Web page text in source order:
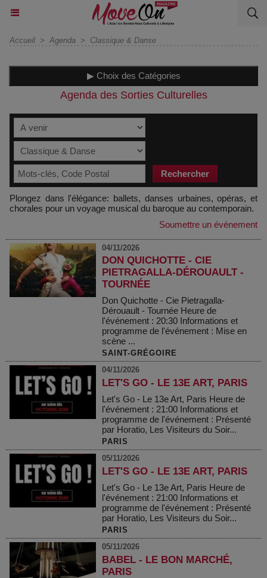
Accueil > Agenda > Classique & Danse
▶ Choix des Catégories
Agenda des Sorties Culturelles
Plongez dans l'élégance: ballets, danses urbaines, opéras, et
chorales pour un voyage musical du baroque au contemporain.
Soumettre un événement
04/11/2026
DON QUICHOTTE - CIE
PIETRAGALLA-DÉROUAULT -
TOURNÉE
Don Quichotte - Cie Pietragalla-
Dérouault - Tournée Heure de
l'événement : 20:30 Informations et
programme de l'événement : Mise en
scène ...
SAINT-GRÉGOIRE
04/11/2026
LET'S GO - LE 13E ART, PARIS
Let's Go - Le 13e Art, Paris Heure de
l'événement : 21:00 Informations et
programme de l'événement : Présenté
par Horatio, Les Visiteurs du Soir...
PARIS
05/11/2026
LET'S GO - LE 13E ART, PARIS
Let's Go - Le 13e Art, Paris Heure de
l'événement : 21:00 Informations et
programme de l'événement : Présenté
par Horatio, Les Visiteurs du Soir...
PARIS
05/11/2026
BABEL - LE BON MARCHÉ,
PARIS